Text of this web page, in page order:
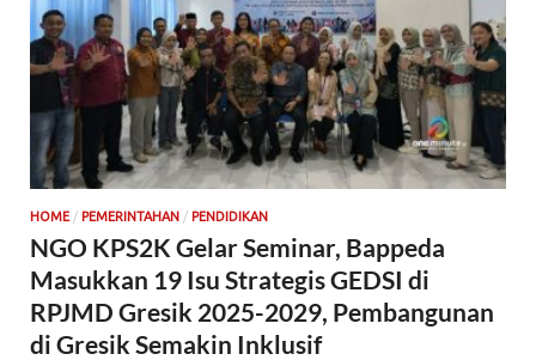
HOME / PEMERINTAHAN / PENDIDIKAN
NGO KPS2K Gelar Seminar, Bappeda
Masukkan 19 Isu Strategis GEDSI di
RPJMD Gresik 2025-2029, Pembangunan
di Gresik Semakin Inklusif